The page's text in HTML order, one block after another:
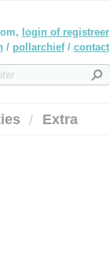
login of registreer
/ pollarchief/ contact
Extra